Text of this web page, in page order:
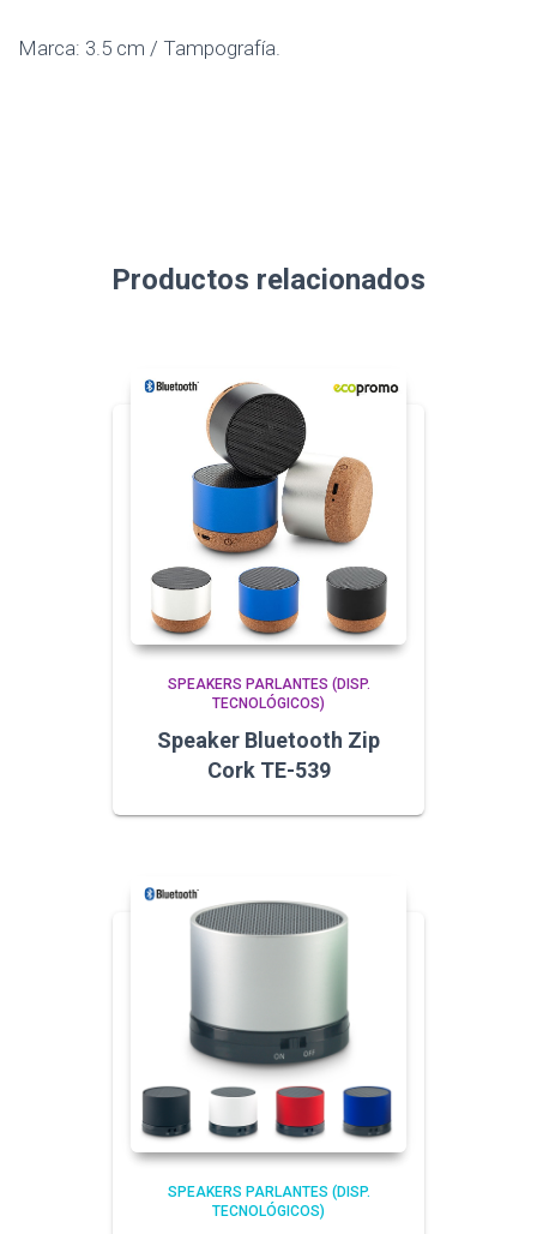
Marca: 3.5 cm / Tampografía.
Productos relacionados
SPEAKERS PARLANTES (DISP.
TECNOLÓGICOS)
Speaker Bluetooth Zip
Cork TE-539
SPEAKERS PARLANTES (DISP.
TECNOLÓGICOS)